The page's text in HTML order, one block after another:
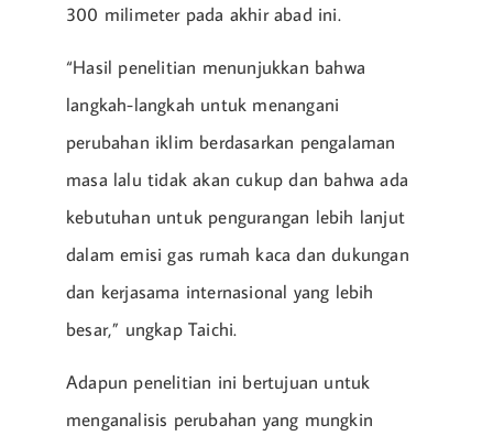
300 milimeter pada akhir abad ini.
“Hasil penelitian menunjukkan bahwa
langkah-langkah untuk menangani
perubahan iklim berdasarkan pengalaman
masa lalu tidak akan cukup dan bahwa ada
kebutuhan untuk pengurangan lebih lanjut
dalam emisi gas rumah kaca dan dukungan
dan kerjasama internasional yang lebih
besar,” ungkap Taichi.
Adapun penelitian ini bertujuan untuk
menganalisis perubahan yang mungkin